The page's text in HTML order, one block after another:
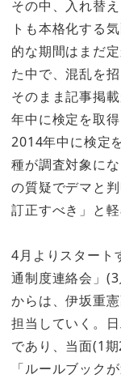
その中、入れ替
トも本格化する
的な期間はまだ
た中で、混乱を
そのまま記事掲
年中に検定を取
2014年中に検定
種が調査対象に
の質疑でデマと
訂正すべき」と
4月よりスタート
通制度連絡会」
からは、伊坂重
担当していく。
であり、当面(1
「ルールブック